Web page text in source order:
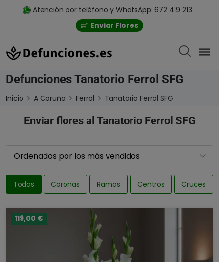
Atención por teléfono y WhatsApp: 672 419 213
Enviar Flores
Defunciones Tanatorio Ferrol SFG
Inicio A Coruña Ferrol Tanatorio Ferrol SFG
Enviar flores al Tanatorio Ferrol SFG
Todas Coronas Ramos Centros Cruces
119,00 €